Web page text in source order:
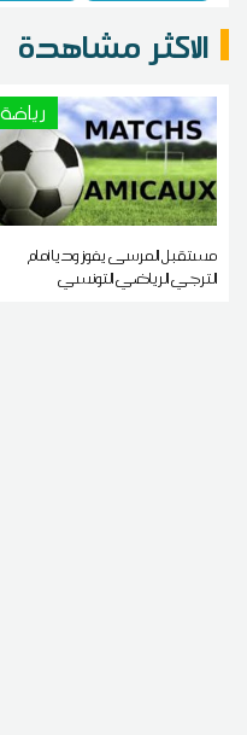
الاكثر مشاهدة
رياضة
مستقبل المرسى يفوز وديا أمام
الترجي الرياضي التونسي